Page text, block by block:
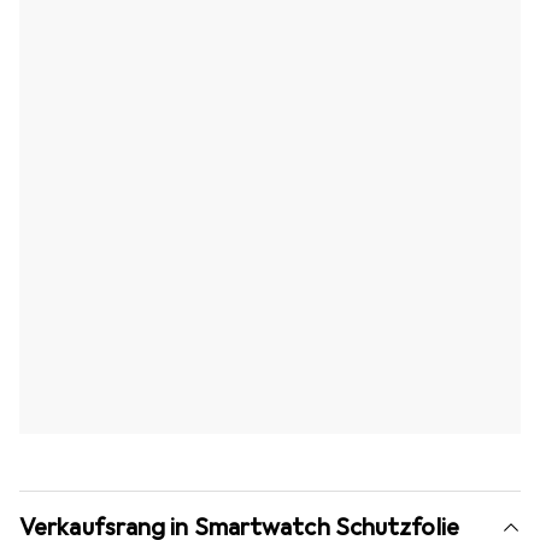
Verkaufsrang in Smartwatch Schutzfolie